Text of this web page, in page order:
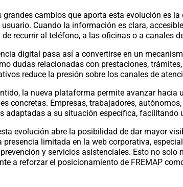
grandes cambios que aporta esta evolución es
usuario. Cuando la información es clara,
de recurrir al teléfono, a las oficinas o a canales
digital pasa así a convertirse en un
dudas relacionadas con prestaciones,
reduce la presión sobre los canales de
la nueva plataforma permite avanzar
concretas. Empresas, trabajadores,
adaptadas a su situación específica, facilitando
evolución abre la posibilidad de dar mayor
presencia limitada en la web corporativa,
y servicios asistenciales. Esto no
a reforzar el posicionamiento de FREMAP